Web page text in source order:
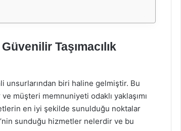
Taşımacılık
unsurlarından biri haline gelmiştir. Bu
müşteri memnuniyeti odaklı yaklaşımı
en iyi şekilde sunulduğu noktalar
sunduğu hizmetler nelerdir ve bu